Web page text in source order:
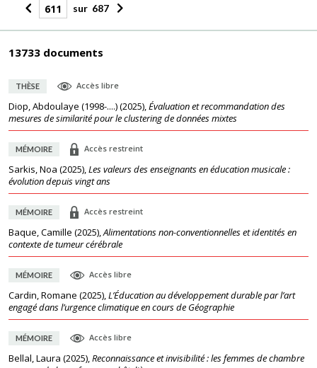
sur 687
13733 documents
THÈSE Accès libre
Diop, Abdoulaye (1998-....)(2025),Évaluation et recommandation des
mesures de similarité pour le clustering de données mixtes
MÉMOIRE Accès restreint
Sarkis, Noa (2025),Les valeurs des enseignants en éducation musicale :
évolution depuis vingt ans
MÉMOIRE Accès restreint
Baque, Camille (2025),Alimentations non-conventionnelles et identités en
contexte de tumeur cérébrale
MÉMOIRE Accès libre
Cardin, Romane (2025),L’Éducation au développement durable par l’art
engagé dans l’urgence climatique en cours de Géographie
MÉMOIRE Accès libre
Bellal, Laura (2025),Reconnaissance et invisibilité : les femmes de chambre